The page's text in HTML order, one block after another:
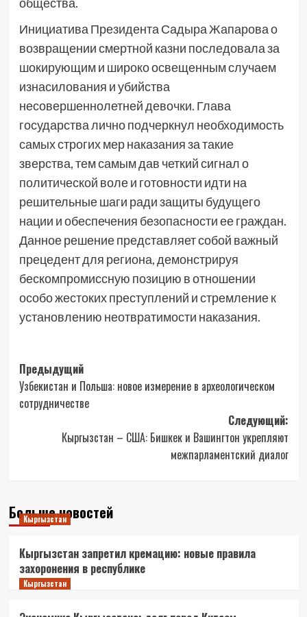
Инициатива Президента Садыра Жапарова о
возвращении смертной казни последовала за
шокирующим и широко освещенным случаем
изнасилования и убийства
несовершеннолетней девочки. Глава
государства лично подчеркнул необходимость
самых строгих мер наказания за такие
зверства, тем самым дав четкий сигнал о
политической воле и готовности идти на
решительные шаги ради защиты будущего
нации и обеспечения безопасности ее граждан.
Данное решение представляет собой важный
прецедент для региона, демонстрируя
бескомпромиссную позицию в отношении
особо жестоких преступлений и стремление к
установлению неотвратимости наказания.
Навигация
записи
Предыдущий
Узбекистан и Польша: новое измерение в археологическом
сотрудничестве
Следующий:
Кыргызстан – США: Бишкек и Вашингтон укрепляют
межпарламентский диалог
Больше новостей
Кыргызстан
Кыргызстан запретил кремацию: новые правила
захоронения в республике
Кыргызстан